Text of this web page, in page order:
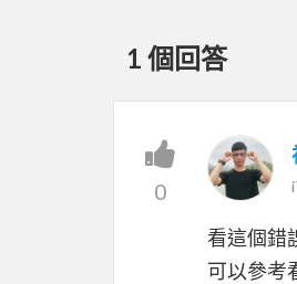
1 個回答
0
看這個錯
可以參考